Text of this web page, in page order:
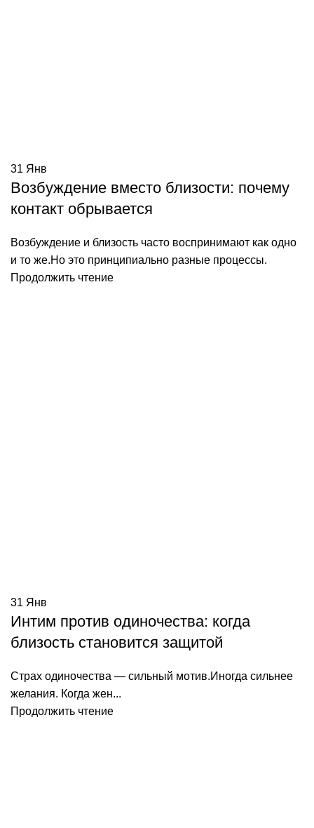
31 Янв
Возбуждение вместо близости: почему
контакт обрывается
Возбуждение и близость часто воспринимают как одно
и то же.Но это принципиально разные процессы.
Продолжить чтение
31 Янв
Интим против одиночества: когда
близость становится защитой
Страх одиночества — сильный мотив.Иногда сильнее
желания. Когда жен...
Продолжить чтение